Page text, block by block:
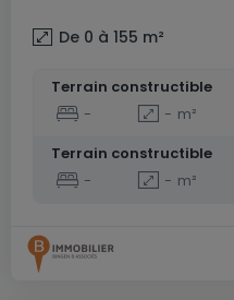
De 0 à 155 m²
Terrain constructible
-
- m²
Terrain constructible
-
- m²